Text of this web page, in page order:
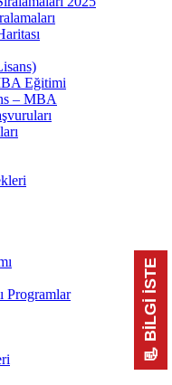
Eğitimi
– MBA
Programlar
📃 BİLGİ İSTE